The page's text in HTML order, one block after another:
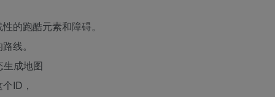
的跑酷元素和障碍。
线。
生成地图
ID，